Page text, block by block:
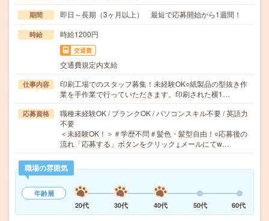
期間 即日～長期（3ヶ月以上） 最短で応募開始から1週間！
時給 時給1200円
交通費
交通費規定内支給
仕事内容
印刷工場でのスタッフ募集！未経験OK○紙製品の型抜き作
業を手作業で行っていただきます。印刷された横1…
応募資格
職種未経験OK / ブランクOK / パソコンスキル不要 / 英語力
不要
＜未経験OK！＞＃学歴不問＃髪色・髪型自由！○応募後の
流れ「応募する」ボタンをクリック↓メールにてw…
職場の雰囲気
年齢層
20代
30代 40代 50代 60代